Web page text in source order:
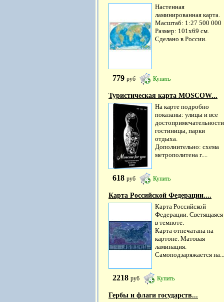
Настенная
ламинированная карта.
Масштаб: 1:27 500 000
Размер: 101х69 см.
Сделано в России.
779 руб Купить
Туристическая карта MOSCOW...
На карте подробно
показаны: улицы и все
гостиницы, парки
отдыха.
Дополнительно: схема
метрополитена г....
618 руб Купить
Карта Российской Федерации....
Карта Российской
Федерации. Светящаяся
в темноте.
Карта отпечатана на
картоне. Матовая
ламинация.
Самоподзаряжается на...
2218 руб Купить
Гербы и флаги государств...